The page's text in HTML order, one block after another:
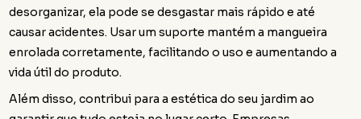
desorganizar, ela pode se desgastar mais rápido e até
causar acidentes. Usar um suporte mantém a mangueira
enrolada corretamente, facilitando o uso e aumentando a
vida útil do produto.
Além disso, contribui para a estética do seu jardim ao